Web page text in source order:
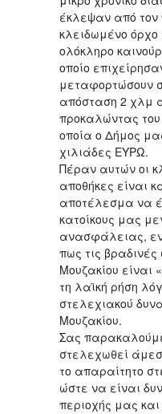
έκλεψαν από
κλειδωμένο
ολόκληρο
οποίο
μεταφορτώσουν
απόσταση 2 χλμ
προκαλώντας
οποία ο Δήμος
χιλιάδες ΕΥΡΩ.
Πέραν αυτών οι
αποθήκες είναι
αποτέλεσμα να
κατοίκους μας
ανασφάλειας,
πως τις
Μουζακίου
τη λαϊκή ρήση
στελεχιακού
Μουζακίου.
Σας
στελεχωθεί
το απαραίτητο
ώστε να είναι
περιοχής μας